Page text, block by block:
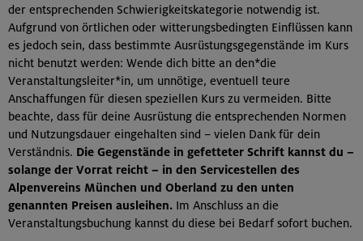
der entsprechenden Schwierigkeitskategorie notwendig ist.
Aufgrund von örtlichen oder witterungsbedingten Einflüssen kann
es jedoch sein, dass bestimmte Ausrüstungsgegenstände im Kurs
nicht benutzt werden: Wende dich bitte an den*die
Veranstaltungsleiter*in, um unnötige, eventuell teure
Anschaffungen für diesen speziellen Kurs zu vermeiden. Bitte
beachte, dass für deine Ausrüstung die entsprechenden Normen
und Nutzungsdauer eingehalten sind – vielen Dank für dein
Verständnis. Die Gegenstände in gefetteter Schrift kannst du –
solange der Vorrat reicht – in den Servicestellen des
Alpenvereins München und Oberland zu den unten
genannten Preisen ausleihen. Im Anschluss an die
Veranstaltungsbuchung kannst du diese bei Bedarf sofort buchen.